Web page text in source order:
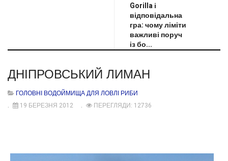
Gorilla і
відповідальна
гра: чому ліміти
важливі поруч
із бо...
ДНІПРОВСЬКИЙ ЛИМАН
ГОЛОВНІ ВОДОЙМИЩА ДЛЯ ЛОВЛІ РИБИ
19 БЕРЕЗНЯ 2012
ПЕРЕГЛЯДИ: 12736